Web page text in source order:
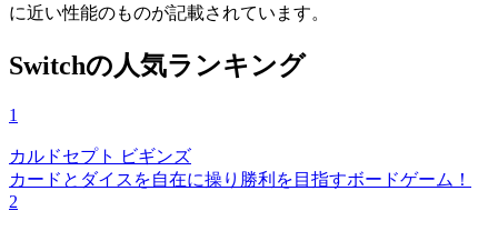
に近い性能のものが記載されています。
Switchの人気ランキング
1
カルドセプト ビギンズ
カードとダイスを自在に操り勝利を目指すボードゲーム！
2